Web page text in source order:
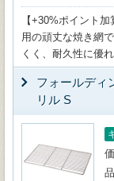
【+30%ポイント
用の頑丈な焼き網
くく、耐久性に優れ
フォールディ
リル S